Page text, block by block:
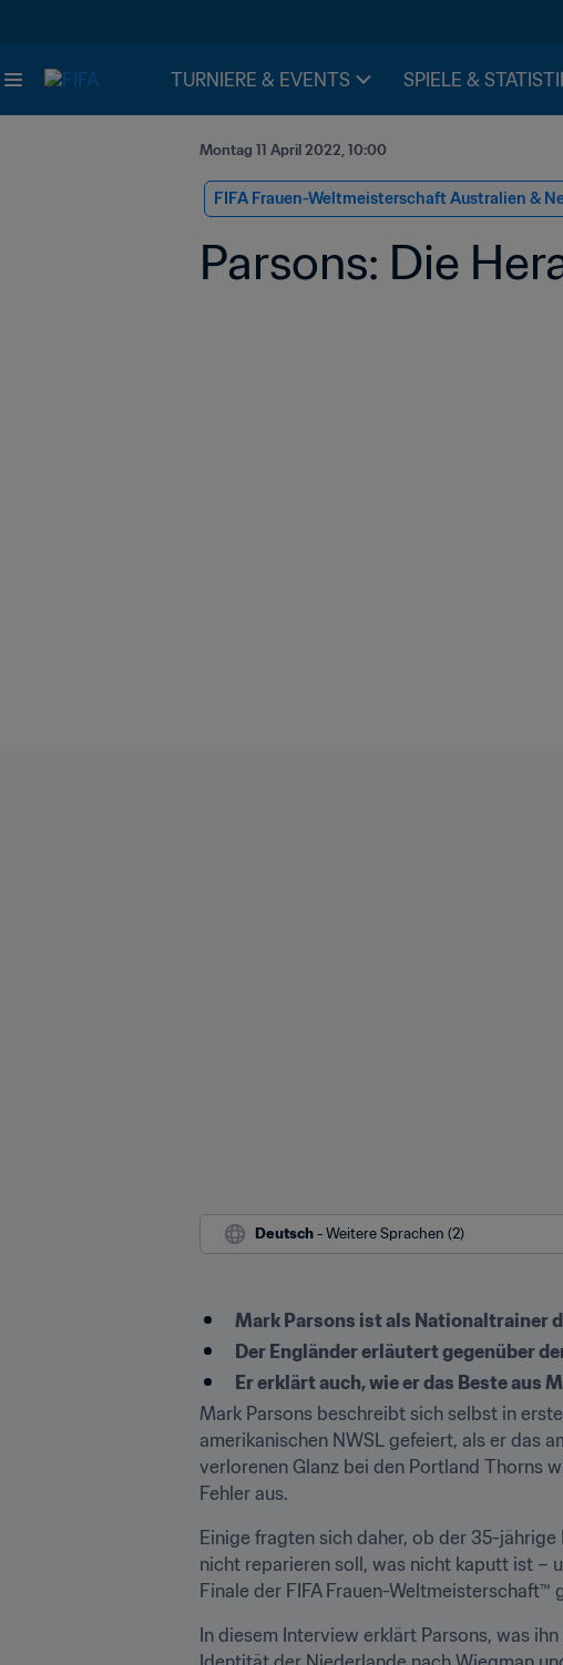
TURNIERE & EVENTS SPIELE &
Montag 11 April 2022, 10:00
FIFA Frauen-Weltmeisterschaft Australien &
Parsons: Die
Deutsch - Weitere Sprachen (2)
Mark Parsons ist als Nationaltrainer
Der Engländer erläutert gegenüber
Er erklärt auch, wie er das Beste
Mark Parsons beschreibt sich selbst in
amerikanischen NWSL gefeiert, als er das
verlorenen Glanz bei den Portland Thorns
Fehler aus.
Einige fragten sich daher, ob der 35-
nicht reparieren soll, was nicht kaputt ist –
Finale der FIFA Frauen-
In diesem Interview erklärt Parsons, was